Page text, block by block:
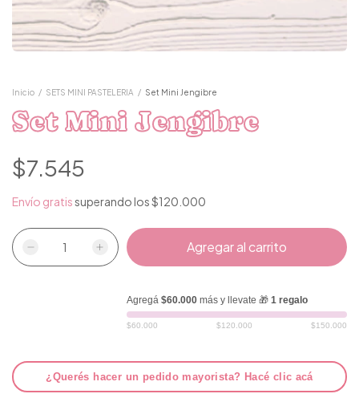
Inicio / SETS MINI PASTELERIA / Set Mini Jengibre
Set Mini Jengibre
$7.545
Envío gratissuperando los$120.000
Agregá $60.000más y llevate 🎁 1 regalo
$60.000 $120.000 $150.000
¿Querés hacer un pedido mayorista? Hacé clic acá